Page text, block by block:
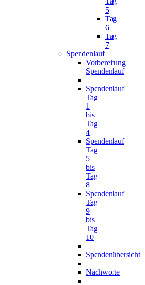
5
Tag
6
Tag
7
Spendenlauf
Vorbereitung
Spendenlauf
Spendenlauf
Tag
1
bis
Tag
4
Spendenlauf
Tag
5
bis
Tag
8
Spendenlauf
Tag
9
bis
Tag
10
Spendenübersicht
Nachworte